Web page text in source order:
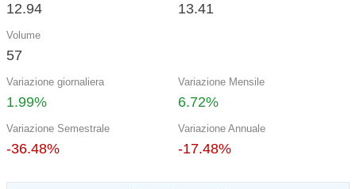
12.94 13.41
Volume
57
Variazione giornaliera
1.99%
Variazione Mensile
6.72%
Variazione Semestrale
-36.48%
Variazione Annuale
-17.48%